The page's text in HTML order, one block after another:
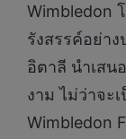
Wimbledon
รังสรรค์อย่า
อิตาลี นำเสน
งาม ไม่ว่าจะ
Wimbledon